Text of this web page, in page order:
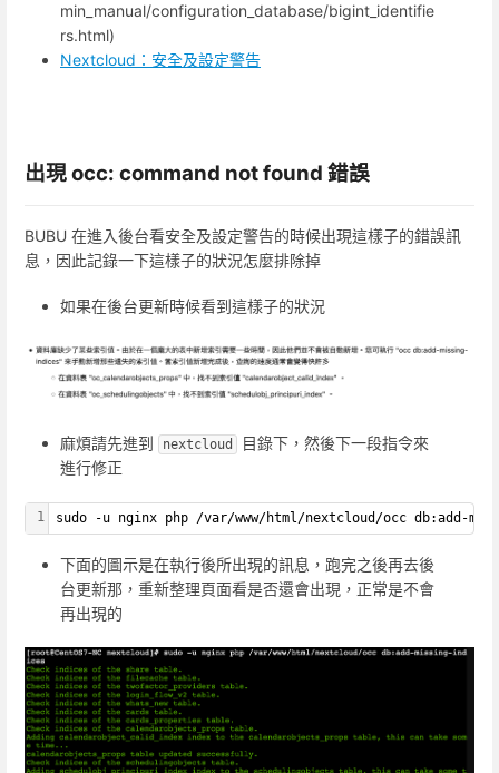
min_manual/configuration_database/bigint_identifie
rs.html)
Nextcloud：安全及設定警告
出現 occ: command not found 錯誤
BUBU 在進入後台看安全及設定警告的時候出現這樣子的錯誤訊
息，因此記錄一下這樣子的狀況怎麼排除掉
如果在後台更新時候看到這樣子的狀況
麻煩請先進到 nextcloud
目錄下，然後下一段指令來
進行修正
1 sudo -u nginx php /var/www/html/nextcloud/occ db:add-
下面的圖示是在執行後所出現的訊息，跑完之後再去後
台更新那，重新整理頁面看是否還會出現，正常是不會
再出現的